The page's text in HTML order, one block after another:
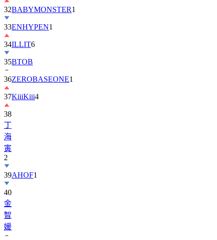
32BABYMONSTER1
33ENHYPEN1
34ILLIT6
35BTOB
36ZEROBASEONE1
37KiiiKiii4
38
丁
海
寅
2
39AHOF1
40
金
智
媛